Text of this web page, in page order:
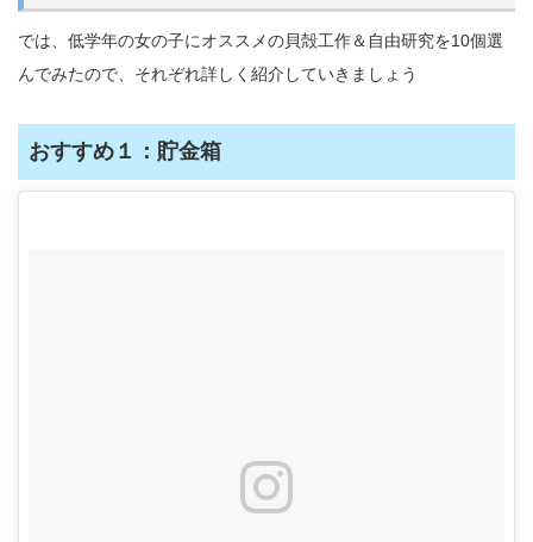
では、低学年の女の子にオススメの貝殻工作＆自由研究を10個選
んでみたので、それぞれ詳しく紹介していきましょう
おすすめ１：貯金箱